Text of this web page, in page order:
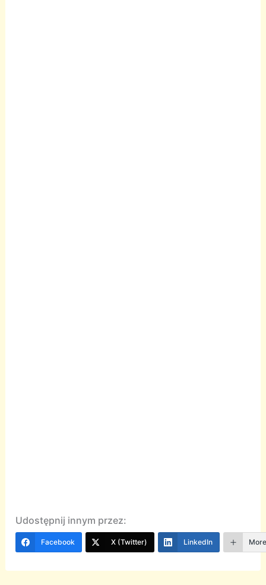
Udostępnij innym przez:
Facebook X (Twitter) LinkedIn